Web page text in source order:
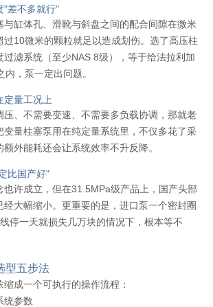
"差不多就行"
与缸体孔、滑靴与斜盘之间的配合间隙在微米
过10微米的颗粒就足以造成划伤。选了高压柱
过滤系统（至少NAS 8级），等于给法拉利加
，泵一定出问题。
定量工况上
压、不需要变速、不需要多负载协调，那就老
变量柱塞泵用在纯定量系统里，不仅多花了采
外能耗还会让系统效率不升反降。
比国产好"
也许成立，但在31.5MPa级产品上，国产头部
经大幅缩小。更重要的是，进口泵一个密封圈
停一天就损失几万块的情况下，根本等不
型五步法
成一个可执行的操作流程：
统参数